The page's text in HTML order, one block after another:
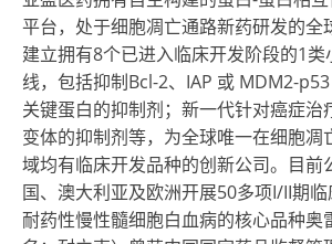
平台，处于细胞凋亡通路新药研发的全
建立拥有8个已进入临床开发阶段的1
线，包括抑制Bcl-2、IAP 或 MDM2-
关键蛋白的抑制剂；新一代针对癌症治
变体的抑制剂等，为全球唯一在细胞凋
域均有临床开发品种的创新公司。目前
国、澳大利亚及欧洲开展50多项I/II期
耐药性慢性髓细胞白血病的核心品种奥